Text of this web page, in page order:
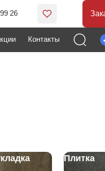
26
Контакты
Плитка